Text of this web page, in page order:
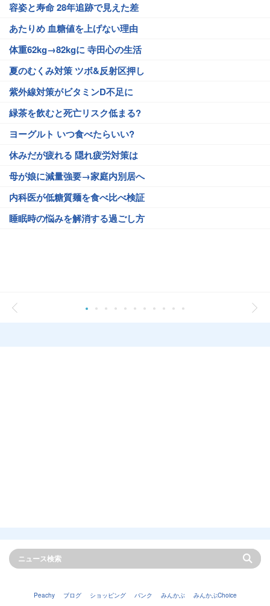
容姿と寿命 28年追跡で見えた差
あたりめ 血糖値を上げない理由
体重62kg→82kgに 寺田心の生活
夏のむくみ対策 ツボ&反射区押し
紫外線対策がビタミンD不足に
緑茶を飲むと死亡リスク低まる?
ヨーグルト いつ食べたらいい?
休みだが疲れる 隠れ疲労対策は
母が娘に減量強要→家庭内別居へ
内科医が低糖質麺を食べ比べ検証
睡眠時の悩みを解消する過ごし方
Peachy ブログ ショッピング バンク みんかぶ みんかぶChoice